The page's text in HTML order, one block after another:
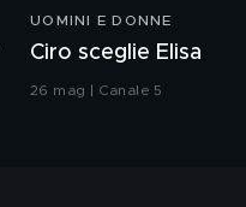
UOMINI E DONNE
Ciro sceglie Elisa
26 mag | Canale 5